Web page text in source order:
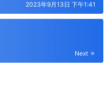
2023年9月13日 下午1:41
Next